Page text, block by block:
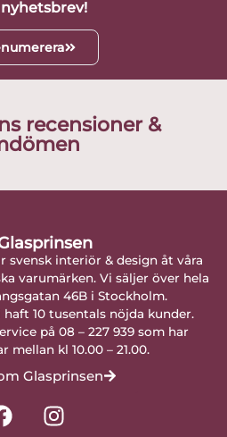
recensioner &
svensk interiör & design åt våra
varumärken. Vi säljer över hela
46B i Stockholm.
haft 10 tusentals nöjda kunder.
på 08 – 227 939 som har
mellan kl 10.00 – 21.00.
Glasprinsen
F
a
I
n